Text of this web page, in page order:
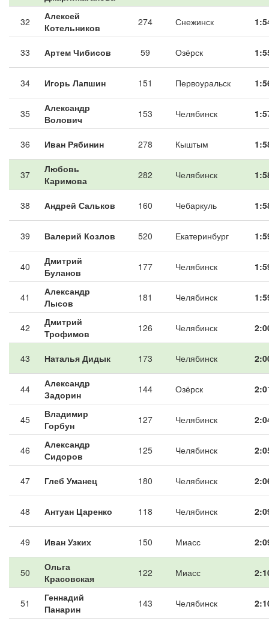
32
Алексей
Котельников
274 Снежинск
33 Артем Чибисов 59 Озёрск
34 Игорь Лапшин 151 Первоуральск
35
Александр
Волович
153 Челябинск
36 Иван Рябинин 278 Кыштым
37
Любовь
Каримова
282 Челябинск
38 Андрей Сальков 160 Чебаркуль
39 Валерий Козлов 520 Екатеринбург
40
Дмитрий
Буланов
177 Челябинск
41
Александр
Лысов
181 Челябинск
42
Дмитрий
Трофимов
126 Челябинск
43 Наталья Дидык 173 Челябинск
44
Александр
Задорин
144 Озёрск
45
Владимир
Горбун
127 Челябинск
46
Александр
Сидоров
125 Челябинск
47 Глеб Уманец 180 Челябинск
48 Антуан Царенко 118 Челябинск
49 Иван Узких 150 Миасс
50
Ольга
Красовская
122 Миасс
51
Геннадий
Панарин
143 Челябинск